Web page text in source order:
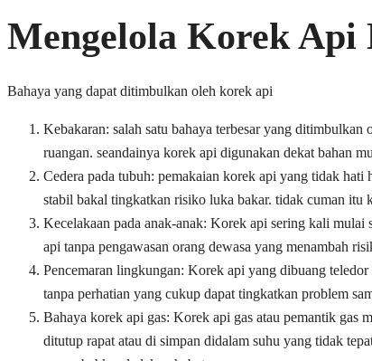
Mengelola Korek Api
Bahaya yang dapat ditimbulkan oleh korek api
Kebakaran: salah satu bahaya terbesar yang
ruangan. seandainya korek api digunakan dekat bahan
Cedera pada tubuh: pemakaian korek api yang tidak hati
stabil bakal tingkatkan risiko luka bakar. tidak cuman itu
Kecelakaan pada anak-anak: Korek api sering kali mulai
api tanpa pengawasan orang dewasa yang menambah
Pencemaran lingkungan: Korek api yang dibuang teledor
tanpa perhatian yang cukup dapat tingkatkan problem
Bahaya korek api gas: Korek api gas atau pemantik gas
ditutup rapat atau di simpan didalam suhu yang tidak